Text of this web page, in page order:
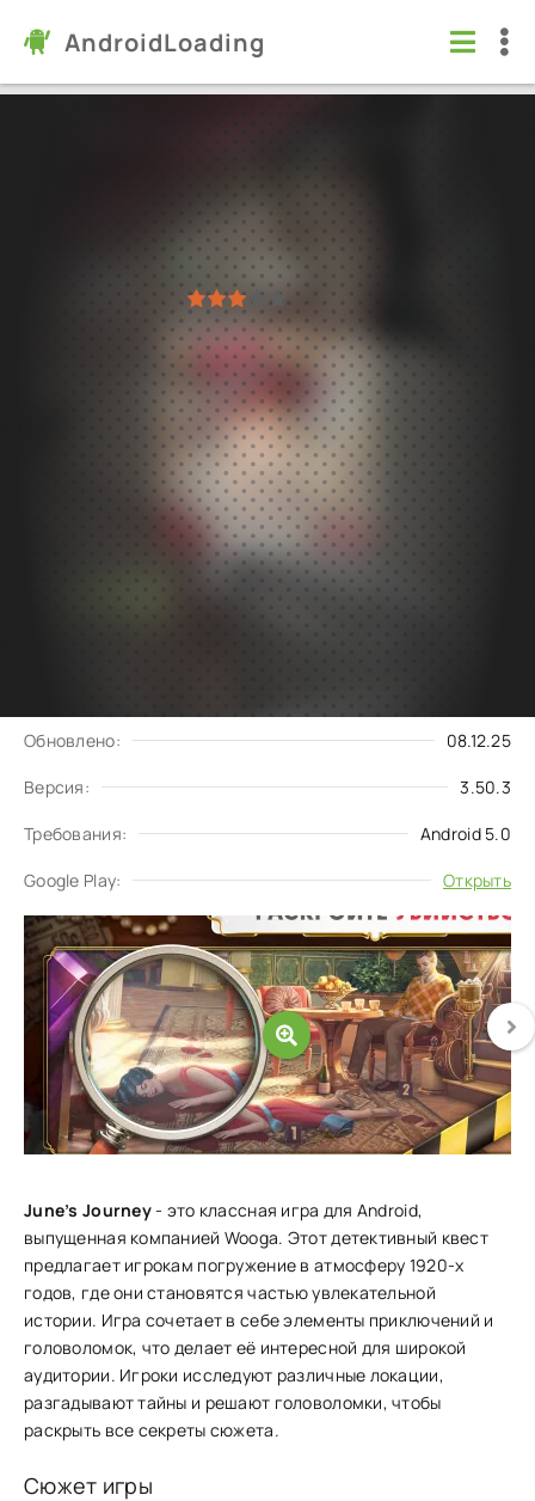
AndroidLoading
5.0
Проверено Kaspersky
Обновлено: 08.12.25
Версия: 3.50.3
Требования: Android 5.0
Google Play: Открыть
June’s Journey- это классная игра для Android,
выпущенная компанией Wooga. Этот детективный квест
предлагает игрокам погружение в атмосферу 1920-х
годов, где они становятся частью увлекательной
истории. Игра сочетает в себе элементы приключений и
головоломок, что делает её интересной для широкой
аудитории. Игроки исследуют различные локации,
разгадывают тайны и решают головоломки, чтобы
раскрыть все секреты сюжета.
Сюжет игры